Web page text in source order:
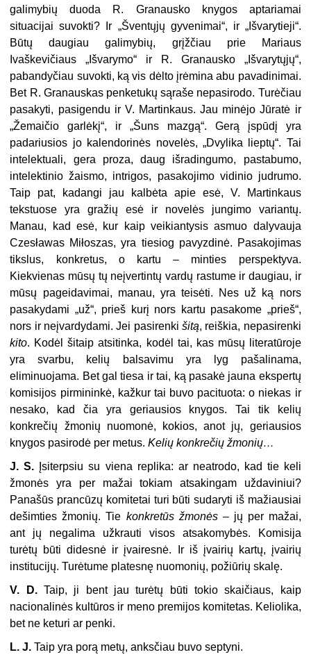
galimybių duoda R. Granausko knygos aptariamai
situacijai suvokti? Ir „Šventųjų gyvenimai“, ir „Išvarytieji“.
Būtų daugiau galimybių, grįžčiau prie Mariaus
Ivaškevičiaus „Išvarymo“ ir R. Granausko „Išvarytųjų“,
pabandyčiau suvokti, ką vis dėlto įrėmina abu pavadinimai.
Bet R. Granauskas penketukų sąraše nepasirodo. Turėčiau
pasakyti, pasigendu ir V. Martinkaus. Jau minėjo Jūratė ir
„Žemaičio garlėkį“, ir „Šuns mazgą“. Gerą įspūdį yra
padariusios jo kalendorinės novelės, „Dvylika lieptų“. Tai
intelektuali, gera proza, daug išradingumo, pastabumo,
intelektinio žaismo, intrigos, pasakojimo vidinio judrumo.
Taip pat, kadangi jau kalbėta apie esė, V. Martinkaus
tekstuose yra gražių esė ir novelės jungimo variantų.
Manau, kad esė, kur kaip veikiantysis asmuo dalyvauja
Czesławas Miłoszas, yra tiesiog pavyzdinė. Pasakojimas
tikslus, konkretus, o kartu – minties perspektyva.
Kiekvienas mūsų tų neįvertintų vardų rastume ir daugiau, ir
mūsų pageidavimai, manau, yra teisėti. Nes už ką nors
pasakydami „už“, prieš kurį nors kartu pasakome „prieš“,
nors ir neįvardydami. Jei pasirenki šitą, reiškia, nepasirenki
kito. Kodėl šitaip atsitinka, kodėl tai, kas mūsų literatūroje
yra svarbu, kelių balsavimu yra lyg pašalinama,
eliminuojama. Bet gal tiesa ir tai, ką pasakė jauna ekspertų
komisijos pirmininkė, kažkur tai buvo pacituota: o niekas ir
nesako, kad čia yra geriausios knygos. Tai tik kelių
konkrečių žmonių nuomonė, kokios, anot jų, geriausios
knygos pasirodė per metus.Kelių konkrečių žmonių…
J. S. Įsiterpsiu su viena replika: ar neatrodo, kad tie keli
žmonės yra per mažai tokiam atsakingam uždaviniui?
Panašūs prancūzų komitetai turi būti sudaryti iš mažiausiai
dešimties žmonių. Tie konkretūs žmonės– jų per mažai,
ant jų negalima užkrauti visos atsakomybės. Komisija
turėtų būti didesnė ir įvairesnė. Ir iš įvairių kartų, įvairių
institucijų. Turėtume platesnę nuomonių, požiūrių skalę.
V. D.Taip, ji bent jau turėtų būti tokio skaičiaus, kaip
nacionalinės kultūros ir meno premijos komitetas. Keliolika,
bet ne keturi ar penki.
L. J. Taip yra porą metų, anksčiau buvo septyni.